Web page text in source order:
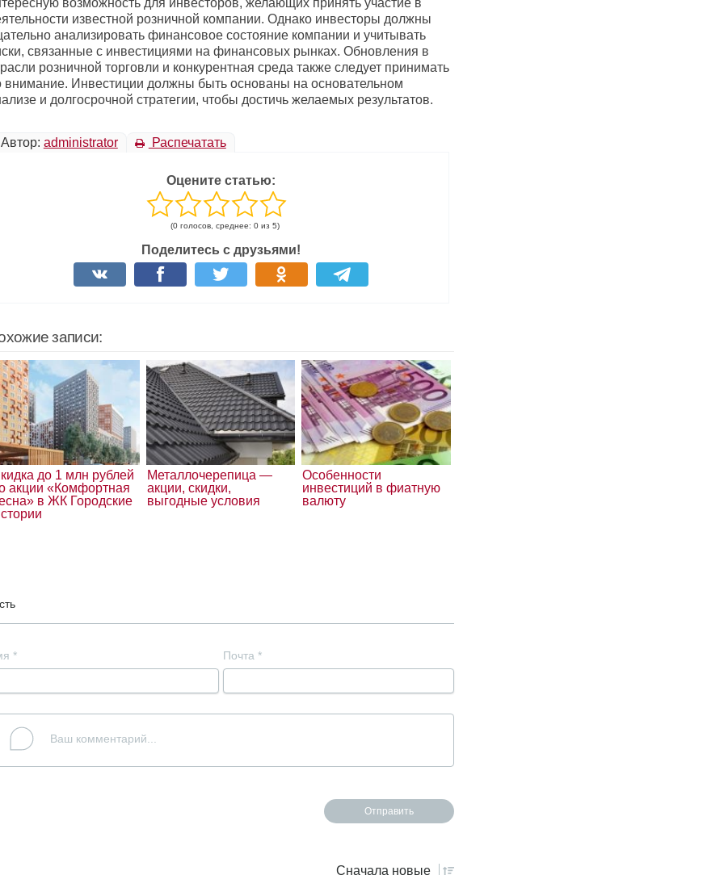
возможность для инвесторов, желающих принять участие в
известной розничной компании. Однако инвесторы должны
анализировать финансовое состояние компании и учитывать
связанные с инвестициями на финансовых рынках. Обновления в
розничной торговли и конкурентная среда также следует принимать
внимание. Инвестиции должны быть основаны на основательном
и долгосрочной стратегии, чтобы достичь желаемых результатов.
Автор: administrator Распечатать
Оцените статью:
(0 голосов, среднее: 0 из 5)
Поделитесь с друзьями!
записи:
до 1 млн рублей
акции «Комфортная
в ЖК Городские
Металлочерепица —
акции, скидки,
выгодные условия
Особенности
инвестиций в фиатную
валюту
* Почта *
Сначала новые